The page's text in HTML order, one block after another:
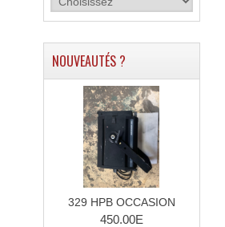
NOUVEAUTÉS ?
329 HPB OCCASION
450.00E